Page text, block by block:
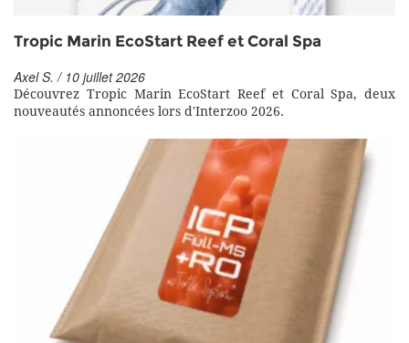
Tropic Marin EcoStart Reef et Coral Spa
Axel S. / 10 juillet 2026
Découvrez Tropic Marin EcoStart Reef et Coral Spa, deux
nouveautés annoncées lors d'Interzoo 2026.